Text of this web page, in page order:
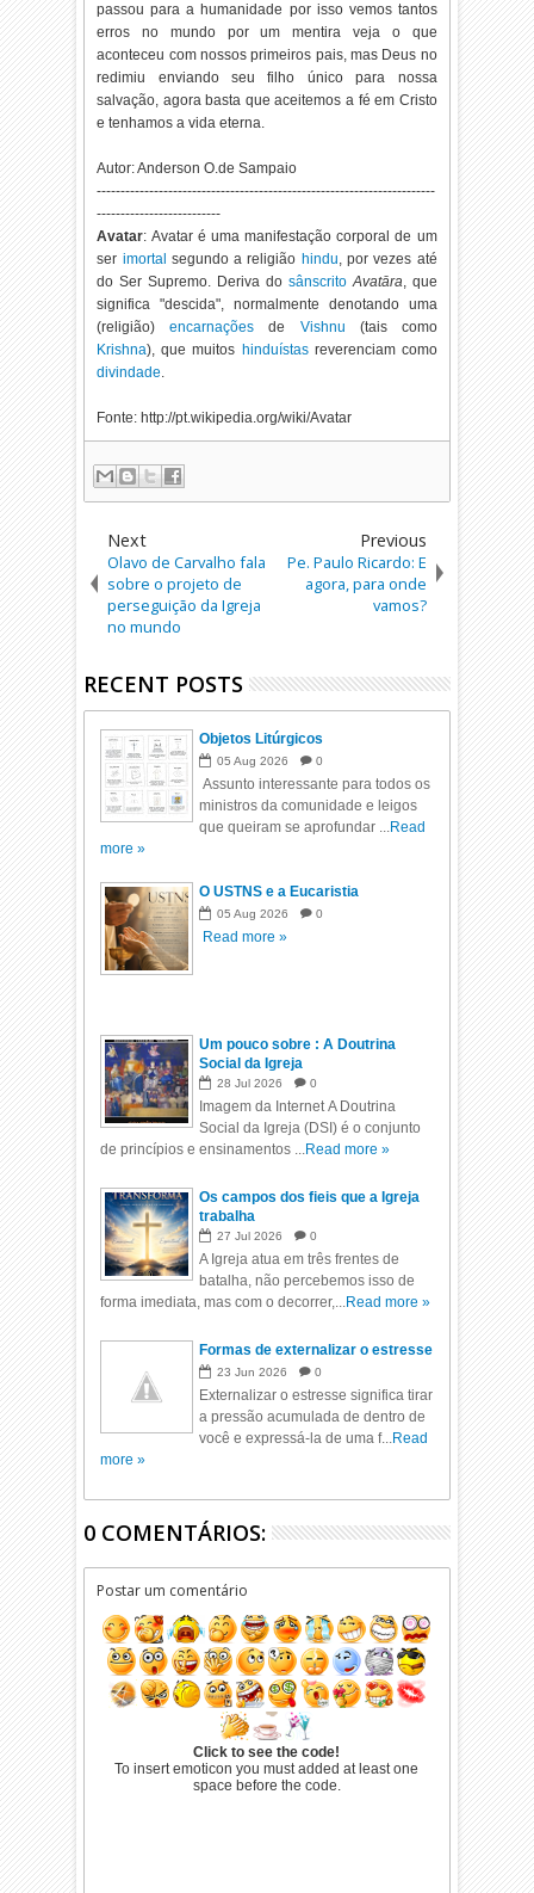
passou para a humanidade por isso vemos tantos
erros no mundo por um mentira veja o que
aconteceu com nossos primeiros pais, mas Deus no
redimiu enviando seu filho único para nossa
salvação, agora basta que aceitemos a fé em Cristo
e tenhamos a vida eterna.
Autor: Anderson O.de Sampaio
-----------------------------------------------------------------------
--------------------------
Avatar: Avatar é uma manifestação corporal de um
ser imortal segundo a religião hindu, por vezes até
do Ser Supremo. Deriva do sânscrito Avatāra, que
significa "descida", normalmente denotando uma
(religião)encarnações de Vishnu (tais como
Krishna), que muitos hinduístasreverenciam como
divindade.
Fonte: http://pt.wikipedia.org/wiki/Avatar
Next
Olavo de Carvalho fala
sobre o projeto de
perseguição da Igreja
no mundo
Previous
Pe. Paulo Ricardo: E
agora, para onde
vamos?
RECENT POSTS
Objetos Litúrgicos
05 Aug 2026 0
Assunto interessante para todos os
ministros da comunidade e leigos
que queiram se aprofundar ...Read
more »
O USTNS e a Eucaristia
05 Aug 2026 0
Read more »
Um pouco sobre : A Doutrina
Social da Igreja
28 Jul 2026 0
Imagem da Internet A Doutrina
Social da Igreja (DSI) é o conjunto
de princípios e ensinamentos ...Read more »
Os campos dos fieis que a Igreja
trabalha
27 Jul 2026 0
A Igreja atua em três frentes de
batalha, não percebemos isso de
forma imediata, mas com o decorrer,...Read more »
Formas de externalizar o estresse
23 Jun 2026 0
Externalizar o estresse significa tirar
a pressão acumulada de dentro de
você e expressá-la de uma f...Read
more »
0 COMENTÁRIOS:
Postar um comentário
Click to see the code!
To insert emoticon you must added at least one
space before the code.